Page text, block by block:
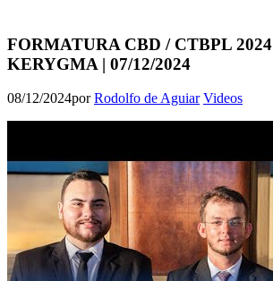
FORMATURA CBD / CTBPL
KERYGMA | 07/12/2024
08/12/2024porRodolfo de Aguiar Videos